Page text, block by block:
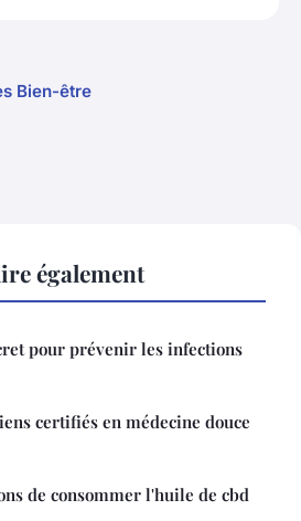
Bien-être
également
pour prévenir les infections
certifiés en médecine douce
de consommer l'huile de cbd